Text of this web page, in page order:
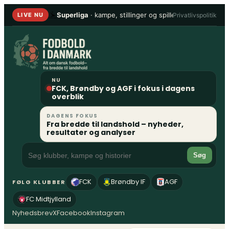
Spring
LIVE NU Superliga · kampe, stillinger og spillere• 1. Division
Privatlivspolitik
NU
FCK, Brøndby og AGF i fokus i dagens
overblik
DAGENS FOKUS
Fra bredde til landshold – nyheder,
resultater og analyser
Søg
FØLG KLUBBER FCK Brøndby IF
AGF
FC Midtjylland
NyhedsbrevXFacebookInstagram